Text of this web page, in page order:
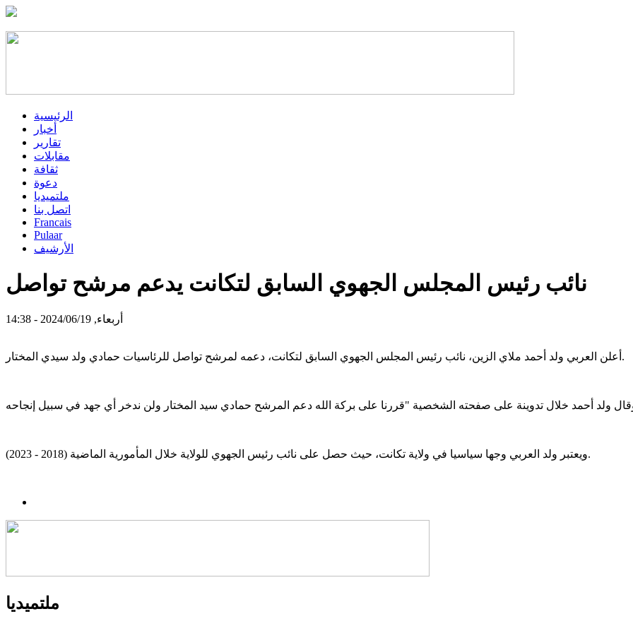
الرئيسية
أخبار
تقارير
مقابلات
ثقافة
دعوة
ملتميديا
اتصل بنا
Francais
Pulaar
الأرشيف
نائب رئيس المجلس الجهوي السابق لتكانت يدعم مرشح تواصل
أربعاء, 2024/06/19 - 14:38
أعلن العربي ولد أحمد ملاي الزين، نائب رئيس المجلس الجهوي السابق لتكانت، دعمه لمرشح تواصل للرئاسيات حمادي ولد سيدي المختار.
ويعتبر ولد العربي وجها سياسيا في ولاية تكانت، حيث حصل على نائب رئيس الجهوي للولاية خلال المأمورية الماضية (2018 - 2023).
ملتميديا